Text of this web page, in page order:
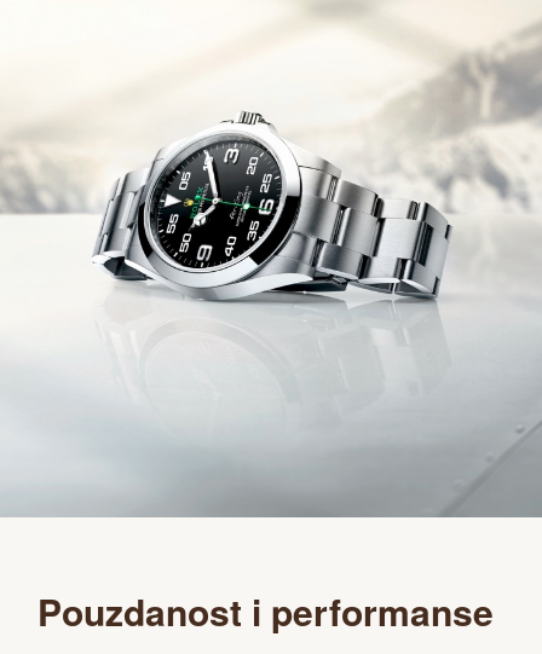
Pouzdanost i performanse